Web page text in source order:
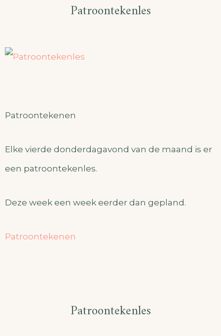
Patroontekenles
Patroontekenen
Elke vierde donderdagavond van de maand is er
een patroontekenles.
Deze week een week eerder dan gepland.
Patroontekenen
Patroontekenles